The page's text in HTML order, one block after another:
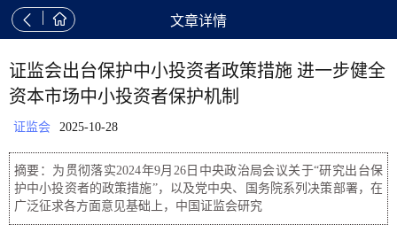
  文章详情
证监会出台保护中小投资者政策措施 进一步健全
资本市场中小投资者保护机制
证监会 2025-10-28
摘要：为贯彻落实2024年9月26日中央政治局会议关于“研究出台保
护中小投资者的政策措施”，以及党中央、国务院系列决策部署，在
广泛征求各方面意见基础上，中国证监会研究